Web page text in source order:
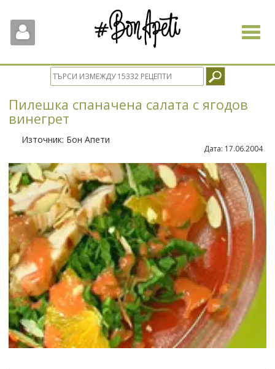
Toggle
Пилешка спаначена салата с ягодов
винегрет
Източник: Бон Апети
Дата: 17.06.2004